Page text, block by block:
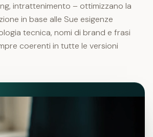
intrattenimento – ottimizzano la
in base alle Sue esigenze
tecnica, nomi di brand e frasi
coerenti in tutte le versioni